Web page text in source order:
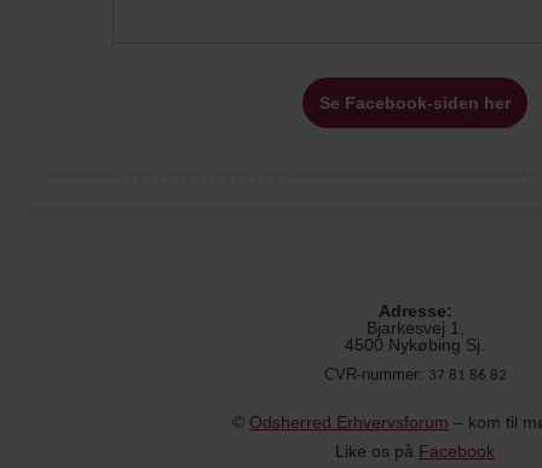
Se Facebook-siden her
Adresse:
Bjarkesvej 1,
4500 Nykøbing Sj.
CVR-nummer: 37 81 86 82
© Odsherred Erhvervsforum – kom til
Like os på Facebook